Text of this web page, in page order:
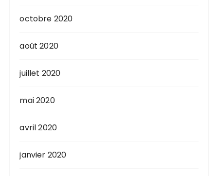
octobre 2020
août 2020
juillet 2020
mai 2020
avril 2020
janvier 2020